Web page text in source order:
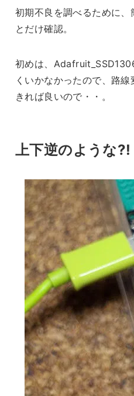
初期不良を調べるために
とだけ確認。
初めは、
くいかなかったので、路
きれば良いので・・。
上下逆のような?!